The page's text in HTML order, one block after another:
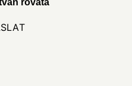
rovata